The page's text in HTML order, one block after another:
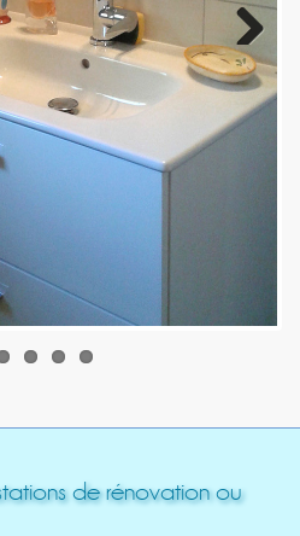
Next
de rénovation ou